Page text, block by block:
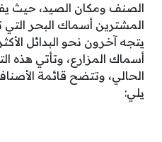
الصنف ومكان الصيد،
المشترين أسماك البحر
يتجه آخرون نحو البدائل
أسماك المزارع، وتأتي هذه
الحالي، وتتضح قائمة
يلي: